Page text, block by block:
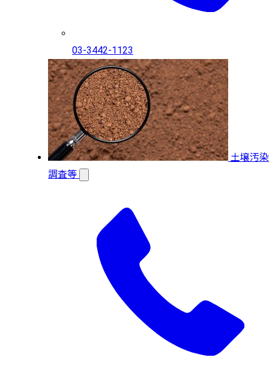
03-3442-1123
土壌汚染
調査等